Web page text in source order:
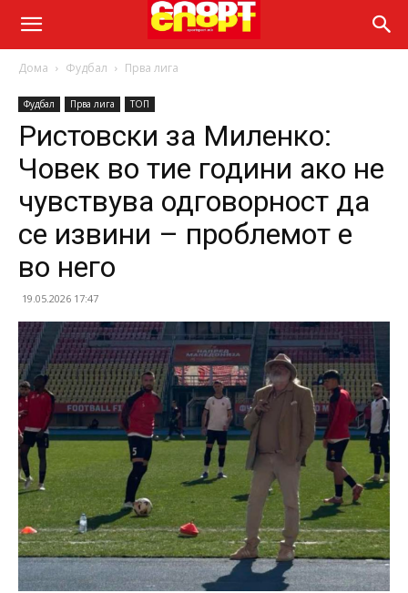
Дома Фудбал Прва лига
Фудбал Прва лига ТОП
Ристовски за Миленко:
Човек во тие години ако не
чувствува одговорност да
се извини – проблемот е
во него
19.05.2026 17:47